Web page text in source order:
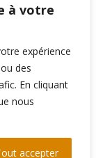
à votre
expérience
des
En cliquant
nous
accepter